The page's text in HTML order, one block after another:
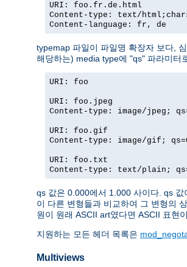
URI: foo.fr.de.html
Content-type: text/
Content-language: fr, de
typemap 파일이 파일명 확장자 보다,
해당하는) media type에 "qs" 파라미터
URI: foo
URI: foo.jpeg
Content-type: image/jpeg;
URI: foo.gif
Content-type: image/gif;
URI: foo.txt
Content-type: text/plain;
qs 값은 0.000에서 1.000 사이다. qs
이 다른 변형들과 비교하여 그 변형의
원이 원래 ASCII art였다면 ASCII 표현
지원하는 모든 헤더 목록은
Multiviews